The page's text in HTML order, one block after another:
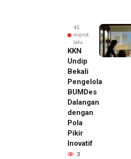
45
menit
lalu
KKN
Undip
Bekali
Pengelola
BUMDes
Dalangan
dengan
Pola
Pikir
Inovatif
3